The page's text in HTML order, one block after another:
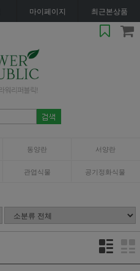
마이페이지 최근본상품
동양란 서양란
관엽식물 공기정화식물